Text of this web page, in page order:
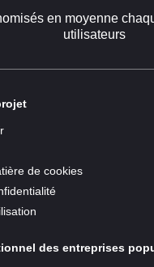
en moyenne
utilisateurs
de cookies
des entreprises